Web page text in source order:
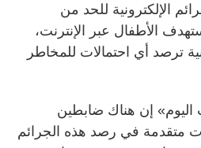
الإلكترونية للحد من
الأطفال عبر الإنترنت،
ترصد أي احتمالات للمخاطر
اليوم» إن هناك ضابطين
متقدمة في رصد هذه الجرائم